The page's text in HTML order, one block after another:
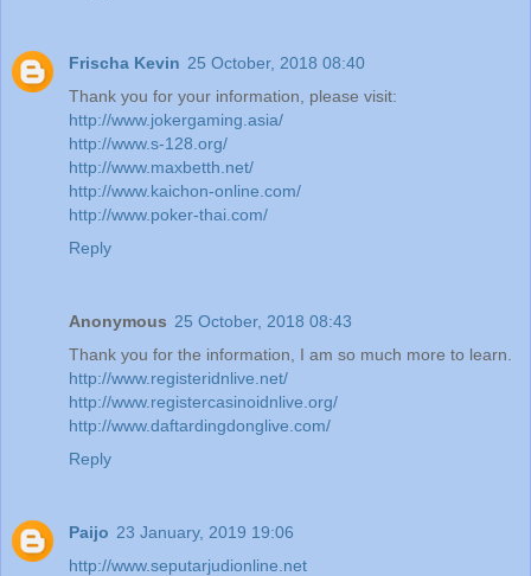
Frischa Kevin 25 October, 2018 08:40
Thank you for your information, please visit:
http://www.jokergaming.asia/
http://www.s-128.org/
http://www.maxbetth.net/
http://www.kaichon-online.com/
http://www.poker-thai.com/
Reply
Anonymous 25 October, 2018 08:43
Thank you for the information, I am so much more to learn.
http://www.registeridnlive.net/
http://www.registercasinoidnlive.org/
http://www.daftardingdonglive.com/
Reply
Paijo 23 January, 2019 19:06
http://www.seputarjudionline.net